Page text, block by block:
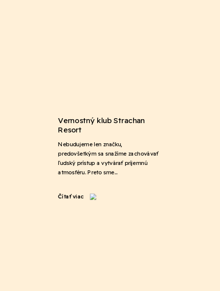
Vernostný klub Strachan
Resort
Nebudujeme len značku,
predovšetkým sa snažíme zachovávať
ľudský prístup a vytvárať príjemnú
atmosféru. Preto sme…
Čítať viac